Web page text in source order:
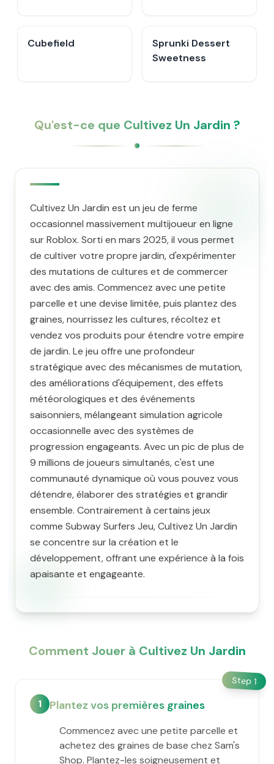
Cubefield
Sprunki Dessert
Sweetness
Qu'est-ce que Cultivez Un Jardin ?
Cultivez Un Jardin est un jeu de ferme
occasionnel massivement multijoueur en ligne
sur Roblox. Sorti en mars 2025, il vous permet
de cultiver votre propre jardin, d'expérimenter
des mutations de cultures et de commercer
avec des amis. Commencez avec une petite
parcelle et une devise limitée, puis plantez des
graines, nourrissez les cultures, récoltez et
vendez vos produits pour étendre votre empire
de jardin. Le jeu offre une profondeur
stratégique avec des mécanismes de mutation,
des améliorations d'équipement, des effets
météorologiques et des événements
saisonniers, mélangeant simulation agricole
occasionnelle avec des systèmes de
progression engageants. Avec un pic de plus de
9 millions de joueurs simultanés, c'est une
communauté dynamique où vous pouvez vous
détendre, élaborer des stratégies et grandir
ensemble. Contrairement à certains jeux
comme Subway Surfers Jeu, Cultivez Un Jardin
se concentre sur la création et le
développement, offrant une expérience à la fois
apaisante et engageante.
Comment Jouer à Cultivez Un Jardin
Step 1
1 Plantez vos premières graines
Commencez avec une petite parcelle et
achetez des graines de base chez Sam's
Shop. Plantez-les soigneusement et